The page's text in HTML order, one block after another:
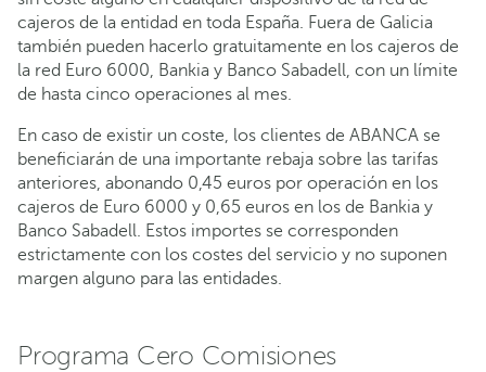
cajeros de la entidad en toda España. Fuera de Galicia
también pueden hacerlo gratuitamente en los cajeros de
la red Euro 6000, Bankia y Banco Sabadell, con un límite
de hasta cinco operaciones al mes.
En caso de existir un coste, los clientes de ABANCA se
beneficiarán de una importante rebaja sobre las tarifas
anteriores, abonando 0,45 euros por operación en los
cajeros de Euro 6000 y 0,65 euros en los de Bankia y
Banco Sabadell. Estos importes se corresponden
estrictamente con los costes del servicio y no suponen
margen alguno para las entidades.
Programa Cero Comisiones